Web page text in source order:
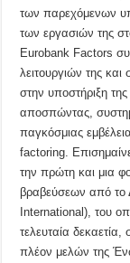
των παρεχόμενων
των εργασιών της
Eurobank Factors
λειτουργιών της και
στην υποστήριξη της
αποσπώντας,
παγκόσμιας
factoring.
την πρώτη και μια
βραβεύσεων από το
International), του
τελευταία
πλέον μελών της